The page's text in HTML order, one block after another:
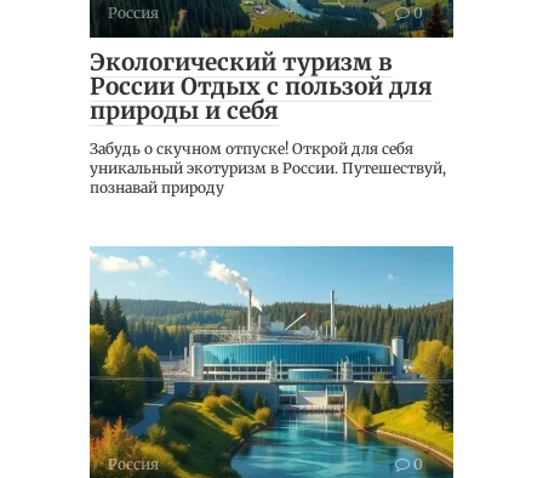
Россия 0
Экологический туризм в
России Отдых с пользой для
природы и себя
Забудь о скучном отпуске! Открой для себя
уникальный экотуризм в России. Путешествуй,
познавай природу
Россия 0